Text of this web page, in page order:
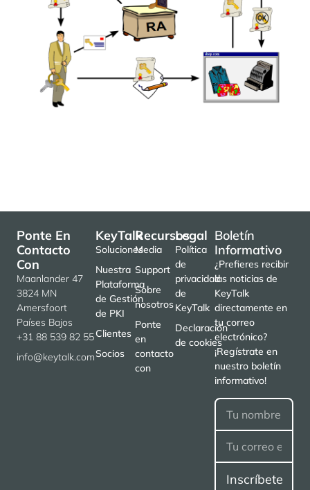
KeyTalk
Soluciones
Nuestra
Plataforma
de Gestión
de PKI
Clientes
Socios
Recursos
Media
Support
Sobre
nosotros
Ponte
en
contacto
con
Legal
Política
de
privacidad
de
KeyTalk
Declaración
de cookies
Ponte En
Contacto
Con
Maanlander 47
3824 MN
Amersfoort
Países Bajos
+31 88 539 82 55
info@keytalk.com
Boletín
Informativo
¿Prefieres recibir
las noticias de
KeyTalk
directamente en
tu correo
electrónico?
¡Regístrate en
nuestro boletín
informativo!